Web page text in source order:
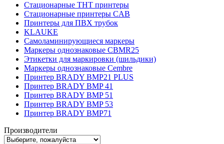
Стационарные THT принтеры
Стационарные принтеры CAB
Принтеры для ПВХ трубок
KLAUKE
Самоламинирующиеся маркеры
Маркеры однознаковые CBMR25
Этикетки для маркировки (шильдики)
Маркеры однознаковые Cembre
Принтер BRADY BMP21 PLUS
Принтер BRADY BMP 41
Принтер BRADY BMP 51
Принтер BRADY BMP 53
Принтер BRADY BMP71
Производители